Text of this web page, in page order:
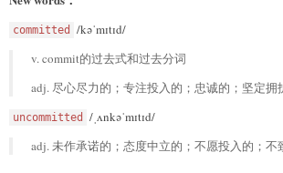
committed
/kəˈmɪtɪd/
v. commit的过去式和过去分词
adj. 尽心尽力的；专注投入的；忠诚的；坚定拥
uncommitted
/ˌʌnkəˈmɪtɪd/
adj. 未作承诺的；态度中立的；不愿投入的；不